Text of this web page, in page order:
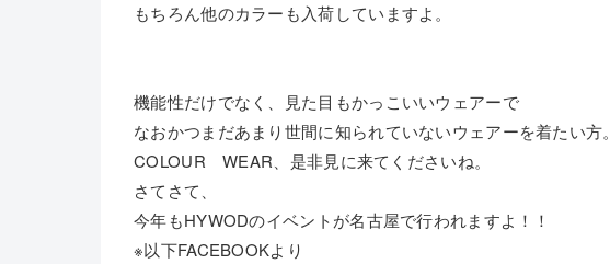
もちろん他のカラーも入荷していますよ。
機能性だけでなく、見た目もかっこいいウェアーで
なおかつまだあまり世間に知られていないウェアーを着たい方。
COLOUR WEAR、是非見に来てくださいね。
さてさて、
今年もHYWODのイベントが名古屋で行われますよ！！
※以下FACEBOOKより